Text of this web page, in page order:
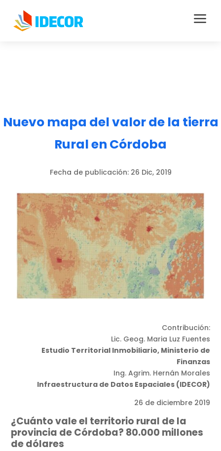
a
Nuevo mapa del valor de la tierra
Rural en Córdoba
Fecha de publicación: 26 Dic, 2019
Contribución:
Lic. Geog. Maria Luz Fuentes
Estudio Territorial Inmobiliario, Ministerio de
Finanzas
Ing. Agrim. Hernán Morales
Infraestructura de Datos Espaciales (IDECOR)
26 de diciembre 2019
¿Cuánto vale el territorio rural de la
provincia de Córdoba? 80.000 millones
de dólares